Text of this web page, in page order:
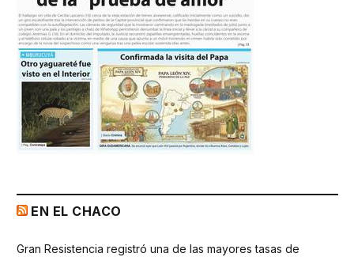
EN EL CHACO
Gran Resistencia registró una de las mayores tasas de